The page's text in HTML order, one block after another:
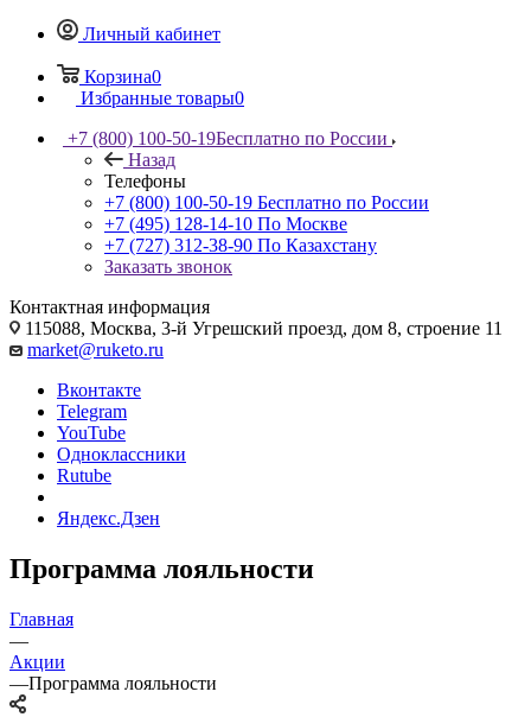
Личный кабинет
Корзина0
Избранные товары0
+7 (800) 100-50-19Бесплатно по России
Назад
Телефоны
+7 (800) 100-50-19 Бесплатно по России
+7 (495) 128-14-10 По Москве
+7 (727) 312-38-90 По Казахстану
Заказать звонок
Контактная информация
115088, Москва, 3-й Угрешский проезд, дом 8, строение 11
market@ruketo.ru
Вконтакте
Telegram
YouTube
Одноклассники
Rutube
Яндекс.Дзен
Программа лояльности
Главная
—
Акции
—Программа лояльности